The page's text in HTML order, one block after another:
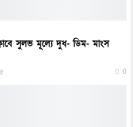
সুলভ মূল্যে দুধ- ডিম- মাংস
0